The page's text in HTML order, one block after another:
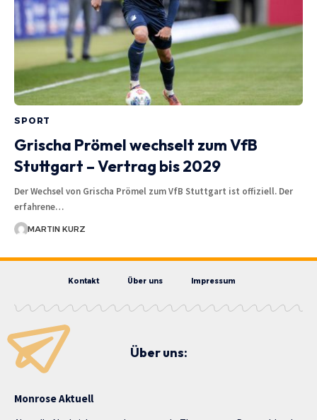
SPORT
Grischa Prömel wechselt zum VfB
Stuttgart – Vertrag bis 2029
Der Wechsel von Grischa Prömel zum VfB Stuttgart ist offiziell. Der
erfahrene…
MARTIN KURZ
Kontakt Über uns Impressum
Über uns:
Monrose Aktuell